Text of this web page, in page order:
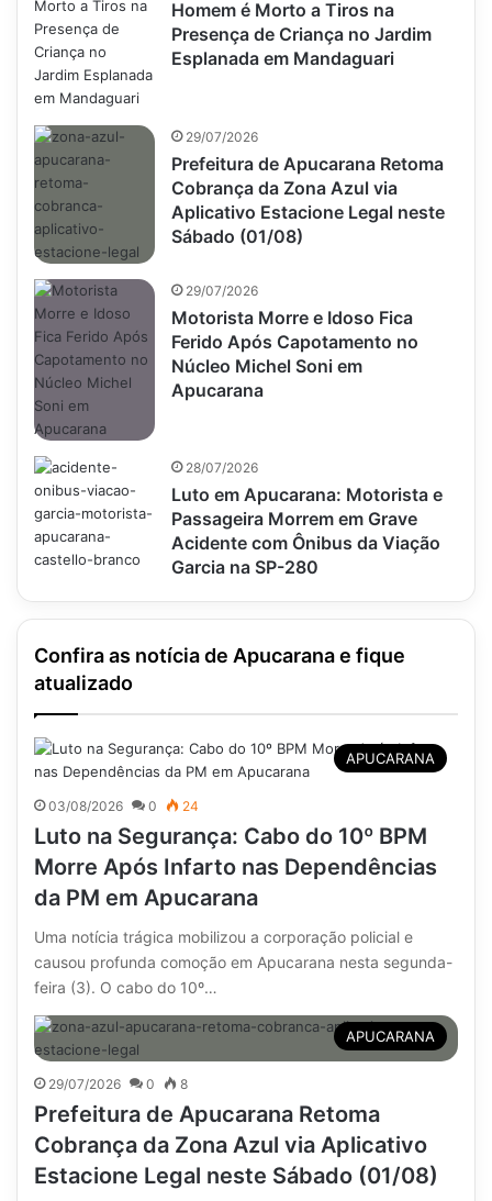
Homem é Morto a Tiros na
Presença de Criança no Jardim
Esplanada em Mandaguari
29/07/2026
Prefeitura de Apucarana Retoma
Cobrança da Zona Azul via
Aplicativo Estacione Legal neste
Sábado (01/08)
29/07/2026
Motorista Morre e Idoso Fica
Ferido Após Capotamento no
Núcleo Michel Soni em
Apucarana
28/07/2026
Luto em Apucarana: Motorista e
Passageira Morrem em Grave
Acidente com Ônibus da Viação
Garcia na SP-280
Confira as notícia de Apucarana e fique
atualizado
APUCARANA
03/08/2026 0 24
Luto na Segurança: Cabo do 10º BPM
Morre Após Infarto nas Dependências
da PM em Apucarana
Uma notícia trágica mobilizou a corporação policial e
causou profunda comoção em Apucarana nesta segunda-
feira (3). O cabo do 10º…
APUCARANA
29/07/2026 0 8
Prefeitura de Apucarana Retoma
Cobrança da Zona Azul via Aplicativo
Estacione Legal neste Sábado (01/08)